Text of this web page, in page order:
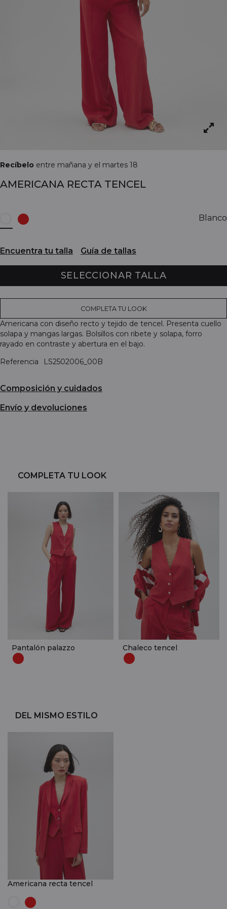
Recíbelo entre mañana y el martes 18
AMERICANA RECTA TENCEL
Blanco
Encuentra tu talla Guía de tallas
SELECCIONAR TALLA
COMPLETA TU LOOK
Americana con diseño recto y tejido de tencel. Presenta cuello
solapa y mangas largas. Bolsillos con ribete y solapa, forro
rayado en contraste y abertura en el bajo.
Referencia
LS2502006_00B
Composición y cuidados
Envío y devoluciones
COMPLETA TU LOOK
Pantalón palazzo Chaleco tencel
DEL MISMO ESTILO
Americana recta tencel